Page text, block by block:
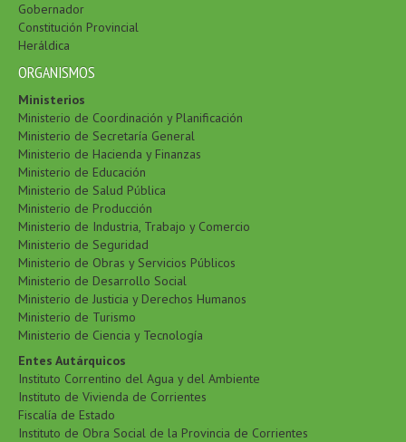
Gobernador
Constitución Provincial
Heráldica
ORGANISMOS
Ministerios
Ministerio de Coordinación y Planificación
Ministerio de Secretaría General
Ministerio de Hacienda y Finanzas
Ministerio de Educación
Ministerio de Salud Pública
Ministerio de Producción
Ministerio de Industria, Trabajo y Comercio
Ministerio de Seguridad
Ministerio de Obras y Servicios Públicos
Ministerio de Desarrollo Social
Ministerio de Justicia y Derechos Humanos
Ministerio de Turismo
Ministerio de Ciencia y Tecnología
Entes Autárquicos
Instituto Correntino del Agua y del Ambiente
Instituto de Vivienda de Corrientes
Fiscalía de Estado
Instituto de Obra Social de la Provincia de Corrientes